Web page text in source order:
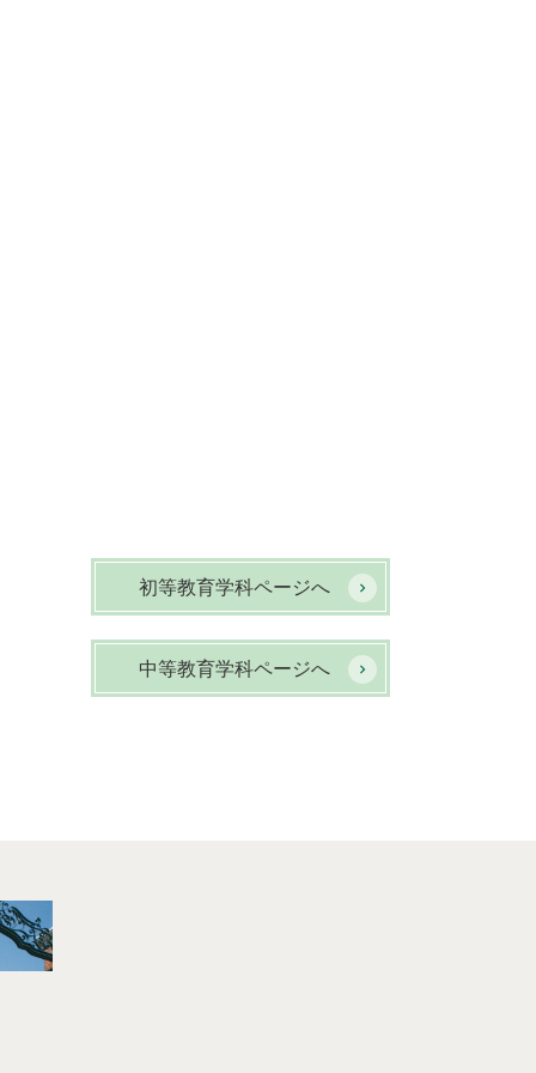
初等教育学科ページへ
中等教育学科ページへ